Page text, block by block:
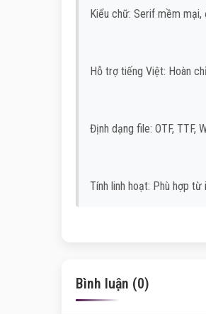
Kiểu chữ: Serif mềm mại,
Hỗ trợ tiếng Việt: Hoàn
Định dạng file: OTF, TTF,
Tính linh hoạt: Phù hợp
Bình luận (0)